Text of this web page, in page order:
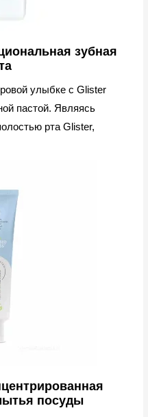
зубная
улыбке с Glister
пастой. Являясь
рта Glister,
посуды